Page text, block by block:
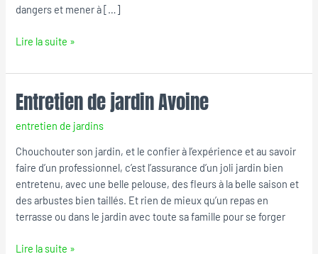
dangers et mener à […]
Lire la suite »
Entretien de jardin Avoine
entretien de jardins
Chouchouter son jardin, et le confier à l’expérience et au savoir
faire d’un professionnel, c’est l’assurance d’un joli jardin bien
entretenu, avec une belle pelouse, des fleurs à la belle saison et
des arbustes bien taillés. Et rien de mieux qu’un repas en
terrasse ou dans le jardin avec toute sa famille pour se forger
Entretien
de
jardin
Avoine
Lire la suite »